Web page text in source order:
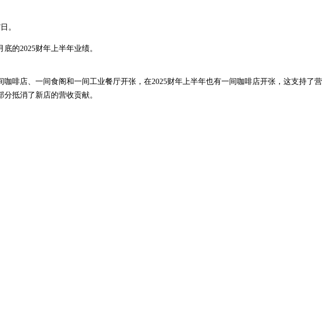
。
的2025财年上半年业绩。
啡店、一间食阁和一间工业餐厅开张，在2025财年上半年也有一间咖啡店开张，这支持了营
抵消了新店的营收贡献。